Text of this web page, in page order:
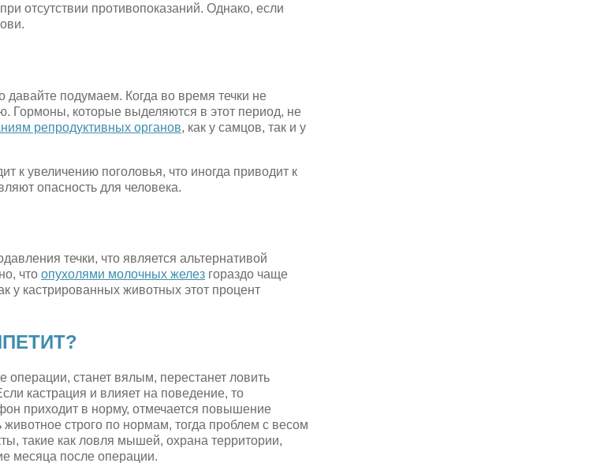
отсутствии противопоказаний. Однако, если
подумаем. Когда во время течки не
Гормоны, которые выделяются в этот период, не
репродуктивных органов, как у самцов, так и у
к увеличению поголовья, что иногда приводит к
опасность для человека.
течки, что является альтернативой
что опухолями молочных желез гораздо чаще
у кастрированных животных этот процент
станет вялым, перестанет ловить
кастрация и влияет на поведение, то
приходит в норму, отмечается повышение
строго по нормам, тогда проблем с весом
такие как ловля мышей, охрана территории,
месяца после операции.